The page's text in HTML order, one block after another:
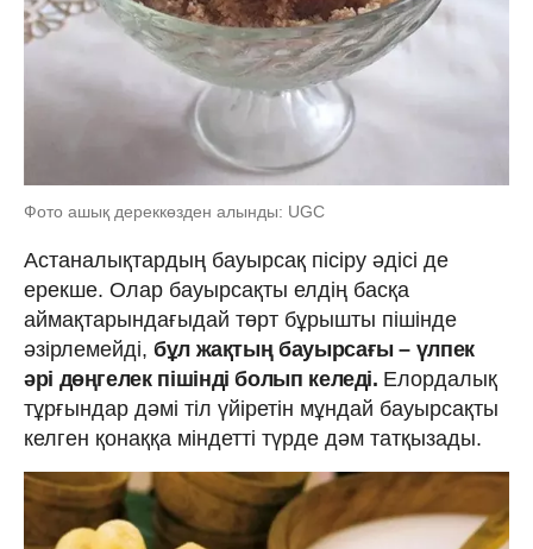
Фото ашық дереккөзден алынды: UGC
Астаналықтардың бауырсақ пісіру әдісі де
ерекше. Олар бауырсақты елдің басқа
аймақтарындағыдай төрт бұрышты пішінде
әзірлемейді, бұл жақтың бауырсағы – үлпек
әрі дөңгелек пішінді болып келеді. Елордалық
тұрғындар дәмі тіл үйіретін мұндай бауырсақты
келген қонаққа міндетті түрде дәм татқызады.